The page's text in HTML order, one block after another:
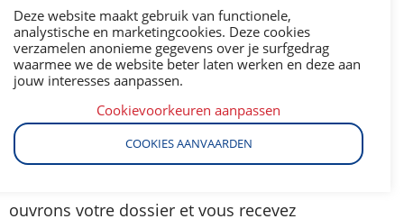
d’une hospitalisation non planifiée, contactez-
nous sans tarder.
B. Si vous ne possédez pas l’AssurCard,
introduisez votre déclaration directement auprès
de nous courtier par téléphone, fax ou via e-mail.
ouvrons votre dossier et vous recevez
Deze website maakt gebruik van functionele,
analystische en marketingcookies. Deze cookies
verzamelen anonieme gegevens over je surfgedrag
waarmee we de website beter laten werken en deze aan
jouw interesses aanpassen.
Cookievoorkeuren aanpassen
COOKIES AANVAARDEN